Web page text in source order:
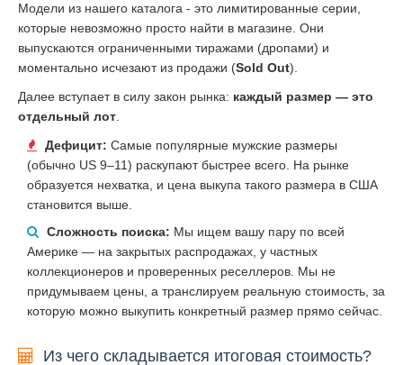
Модели из нашего каталога - это лимитированные серии,
которые невозможно просто найти в магазине. Они
выпускаются ограниченными тиражами (дропами) и
моментально исчезают из продажи (Sold Out).
Далее вступает в силу закон рынка: каждый размер — это
отдельный лот
Дефицит: Самые популярные мужские размеры
(обычно US 9–11) раскупают быстрее всего. На рынке
образуется нехватка, и цена выкупа такого размера в США
становится выше.
Сложность поиска: Мы ищем вашу пару по всей
Америке — на закрытых распродажах, у частных
коллекционеров и проверенных реселлеров. Мы не
придумываем цены, а транслируем реальную стоимость, за
которую можно выкупить конкретный размер прямо сейчас.
Из чего складывается итоговая стоимость?